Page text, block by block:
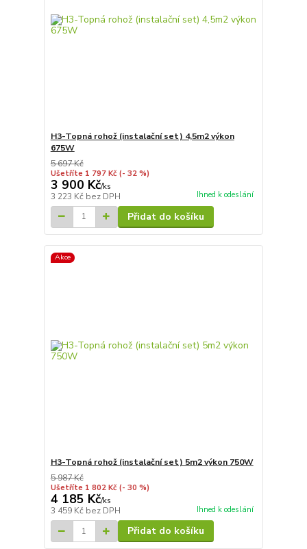
H3-Topná rohož (instalační set) 4,5m2 výkon
675W
5 697 Kč
Ušetříte 1 797 Kč (- 32 %)
3 900 Kč/ks
3 223 Kč bez DPH Ihned k odeslání
Přidat do košíku
Akce
H3-Topná rohož (instalační set) 5m2 výkon 750W
5 987 Kč
Ušetříte 1 802 Kč (- 30 %)
4 185 Kč/ks
3 459 Kč bez DPH Ihned k odeslání
Přidat do košíku